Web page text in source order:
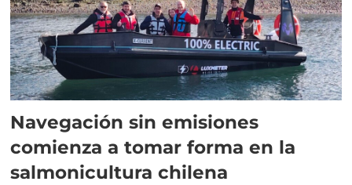
Navegación sin emisiones
comienza a tomar forma en la
salmonicultura chilena